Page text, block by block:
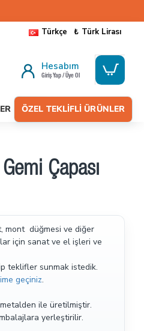
Türkçe ₺ Türk Lirası
Hesabım
Giriş Yap / Üye Ol
ÖZEL TEKLIFLI ÜRÜNLER
Çapası
mont düğmesi ve diğer
için sanat ve el işleri ve
teklifler sunmak istedik.
geçiniz.
ile üretilmiştir.
yerleştirilir.